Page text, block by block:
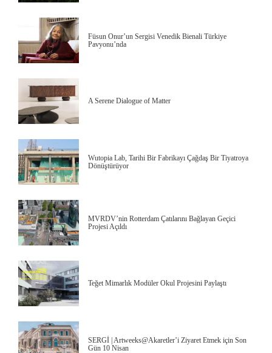
Füsun Onur’un Sergisi Venedik Bienali Türkiye
Pavyonu’nda
A Serene Dialogue of Matter
Wutopia Lab, Tarihi Bir Fabrikayı Çağdaş Bir Tiyatroya
Dönüştürüyor
MVRDV’nin Rotterdam Çatılarını Bağlayan Geçici
Projesi Açıldı
Teğet Mimarlık Modüler Okul Projesini Paylaştı
SERGİ | Artweeks@Akaretler’i Ziyaret Etmek için Son
Gün 10 Nisan